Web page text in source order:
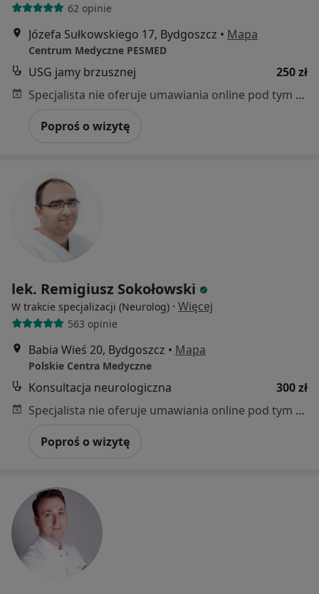
62 opinie
Józefa Sułkowskiego 17, Bydgoszcz • Mapa
Centrum Medyczne PESMED
USG jamy brzusznej
250 zł
Specjalista nie oferuje umawiania online pod tym adresem.
Poproś o wizytę
lek. Remigiusz Sokołowski
W trakcie specjalizacji (Neurolog) · Więcej
563 opinie
Babia Wieś 20, Bydgoszcz • Mapa
Polskie Centra Medyczne
Konsultacja neurologiczna
300 zł
Specjalista nie oferuje umawiania online pod tym adresem.
Poproś o wizytę